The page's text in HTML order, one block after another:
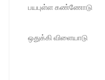
பயபுள்ள கண்ணோடு
ஒதுக்கி விளையாடு